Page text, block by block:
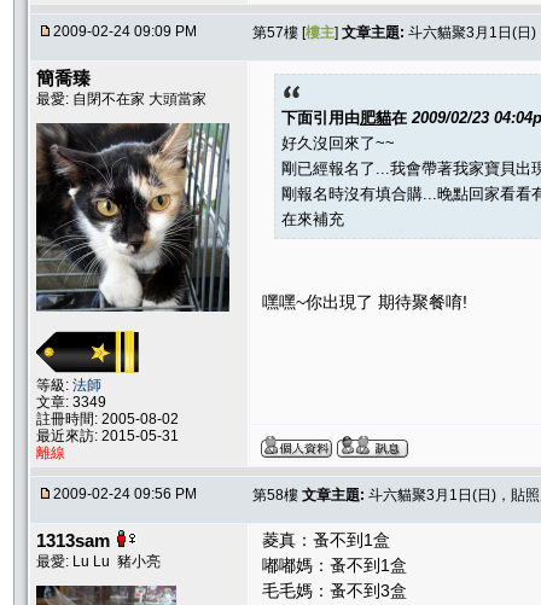
2009-02-24 09:09 PM 第57樓 [樓主] 文章主題: 斗六貓聚3月1日(日)
簡喬臻
最愛: 自閉不在家 大頭當家
等級: 法師
文章: 3349
註冊時間: 2005-08-02
最近來訪: 2015-05-31
離線
下面引用由肥貓在 2009/02/23
好久沒回來了~~
剛已經報名了...我會帶著我家寶貝出
剛報名時沒有填合購...晚點回家看看
在來補充
嘿嘿~你出現了 期待聚餐唷!
2009-02-24 09:56 PM 第58樓 文章主題: 斗六貓聚3月1日(日)，貼
1313sam
最愛: Lu Lu 豬小亮
菱真：蚤不到1盒
嘟嘟媽：蚤不到1盒
毛毛媽：蚤不到3盒